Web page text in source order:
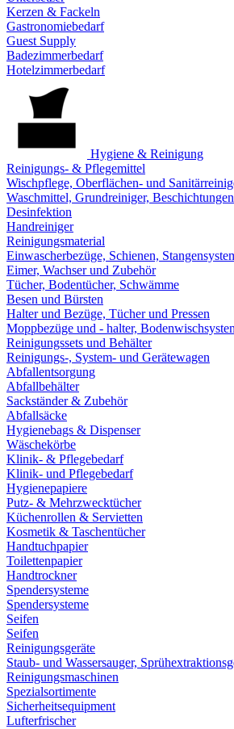
Kerzen & Fackeln
Gastronomiebedarf
Guest Supply
Badezimmerbedarf
Hotelzimmerbedarf
Hygiene & Reinigung
Reinigungs- & Pflegemittel
Wischpflege, Oberflächen- und
Waschmittel, Grundreiniger, Beschichtungen
Desinfektion
Handreiniger
Reinigungsmaterial
Einwascherbezüge, Schienen,
Eimer, Wachser und Zubehör
Tücher, Bodentücher, Schwämme
Besen und Bürsten
Halter und Bezüge, Tücher und Pressen
Moppbezüge und - halter,
Reinigungssets und Behälter
Reinigungs-, System- und Gerätewagen
Abfallentsorgung
Abfallbehälter
Sackständer & Zubehör
Abfallsäcke
Hygienebags & Dispenser
Wäschekörbe
Klinik- & Pflegebedarf
Klinik- und Pflegebedarf
Hygienepapiere
Putz- & Mehrzwecktücher
Küchenrollen & Servietten
Kosmetik & Taschentücher
Handtuchpapier
Toilettenpapier
Handtrockner
Spendersysteme
Spendersysteme
Seifen
Seifen
Reinigungsgeräte
Staub- und Wassersauger,
Reinigungsmaschinen
Spezialsortimente
Sicherheitsequipment
Lufterfrischer